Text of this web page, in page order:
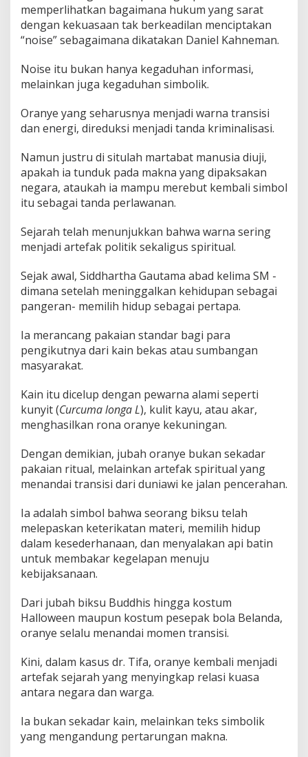
memperlihatkan bagaimana hukum yang sarat
dengan kekuasaan tak berkeadilan menciptakan
“noise” sebagaimana dikatakan Daniel Kahneman.
Noise itu bukan hanya kegaduhan informasi,
melainkan juga kegaduhan simbolik.
Oranye yang seharusnya menjadi warna transisi
dan energi, direduksi menjadi tanda kriminalisasi.
Namun justru di situlah martabat manusia diuji,
apakah ia tunduk pada makna yang dipaksakan
negara, ataukah ia mampu merebut kembali simbol
itu sebagai tanda perlawanan.
Sejarah telah menunjukkan bahwa warna sering
menjadi artefak politik sekaligus spiritual.
Sejak awal, Siddhartha Gautama abad kelima SM -
dimana setelah meninggalkan kehidupan sebagai
pangeran- memilih hidup sebagai pertapa.
Ia merancang pakaian standar bagi para
pengikutnya dari kain bekas atau sumbangan
masyarakat.
Kain itu dicelup dengan pewarna alami seperti
kunyit (Curcuma longa L), kulit kayu, atau akar,
menghasilkan rona oranye kekuningan.
Dengan demikian, jubah oranye bukan sekadar
pakaian ritual, melainkan artefak spiritual yang
menandai transisi dari duniawi ke jalan pencerahan.
Ia adalah simbol bahwa seorang biksu telah
melepaskan keterikatan materi, memilih hidup
dalam kesederhanaan, dan menyalakan api batin
untuk membakar kegelapan menuju
kebijaksanaan.
Dari jubah biksu Buddhis hingga kostum
Halloween maupun kostum pesepak bola Belanda,
oranye selalu menandai momen transisi.
Kini, dalam kasus dr. Tifa, oranye kembali menjadi
artefak sejarah yang menyingkap relasi kuasa
antara negara dan warga.
Ia bukan sekadar kain, melainkan teks simbolik
yang mengandung pertarungan makna.